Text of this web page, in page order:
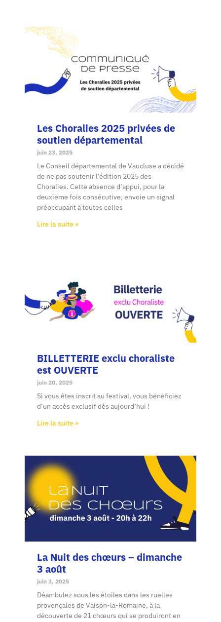
Les Choralies 2025 privées de
soutien départemental
juin 23, 2025
Le Conseil départemental de Vaucluse a décidé
de ne pas soutenir l’édition 2025 des
Choralies. Cette absence d’appui, pour la
deuxième fois consécutive, envoie un signal
préoccupant à toutes celles
Lire la suite »
BILLETTERIE exclu choraliste
est OUVERTE
juin 20, 2025
Si vous êtes inscrit au festival, vous bénéficiez
d’un accès exclusif dès aujourd’hui !
Lire la suite »
La Nuit des chœurs – dimanche
3 août
juin 3, 2025
Déambulez sous les étoiles dans les ruelles
provençales de Vaison-la-Romaine, à la
découverte de 21 chœurs qui se produiront en